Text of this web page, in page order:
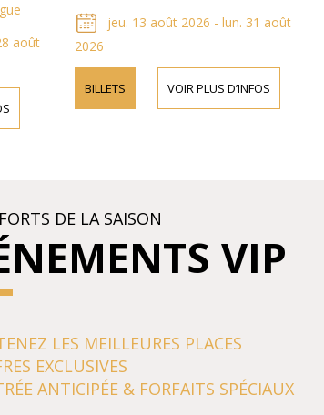
août
jeu. 13 août 2026 - lun. 31 août
2026
BILLETS VOIR PLUS D’INFOS
DE LA SAISON
VIP
LES MEILLEURES PLACES
EXCLUSIVES
ANTICIPÉE & FORFAITS SPÉCIAUX